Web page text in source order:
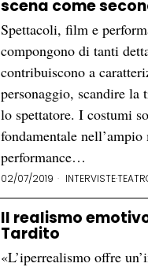
scena come
Spettacoli, film e
compongono di tanti
contribuiscono a
personaggio, scandire la
lo spettatore. I costumi
fondamentale
performance…
02/07/2019 INTERVISTE·
Il realismo
Tardito
«L’iperrealismo offre